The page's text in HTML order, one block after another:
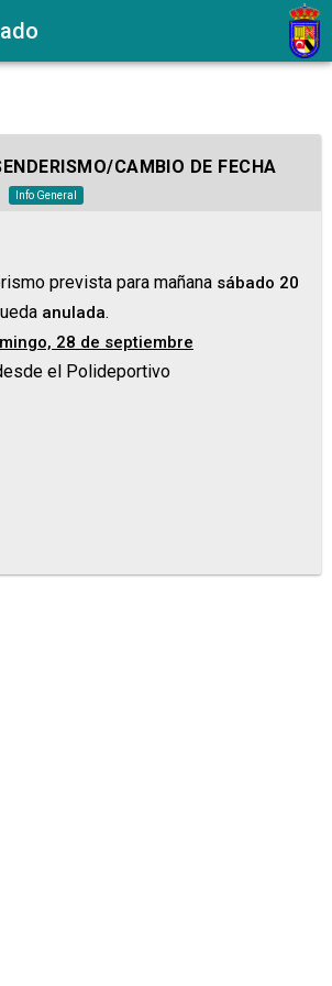
CAMBIO DE FECHA
Info General
prevista para mañana sábado 20
anulada.
28 de septiembre
esde el Polideportivo